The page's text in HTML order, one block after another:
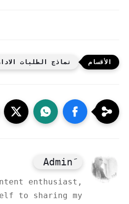
نماذج الطلبات
enthusiast,
to sharing my